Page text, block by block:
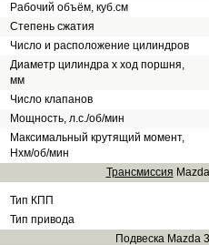
Рабочий объём, куб.см
Степень сжатия
Число и расположение цилиндров
Диаметр цилиндра х ход поршня,
мм
Число клапанов
Мощность, л.с./об/мин
Максимальный крутящий момент,
Нхм/об/мин
Трансмиссия
Тип КПП
Тип привода
Подвеска Mazda